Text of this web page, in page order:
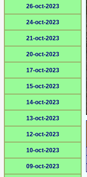
26-oct-2023
24-oct-2023
21-oct-2023
20-oct-2023
17-oct-2023
15-oct-2023
14-oct-2023
13-oct-2023
12-oct-2023
10-oct-2023
09-oct-2023